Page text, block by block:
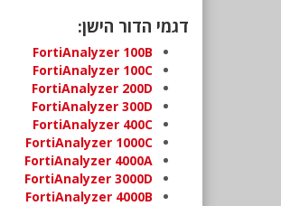
דגמי הדור הישן:
FortiAnalyzer 100B
FortiAnalyzer 100C
FortiAnalyzer 200D
FortiAnalyzer 300D
FortiAnalyzer 400C
FortiAnalyzer 1000C
FortiAnalyzer 4000A
FortiAnalyzer 3000D
FortiAnalyzer 4000B